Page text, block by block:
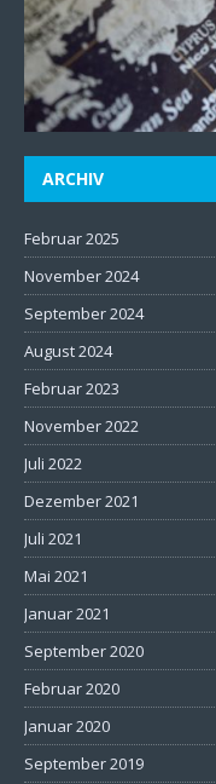
ARCHIV
Februar 2025
November 2024
September 2024
August 2024
Februar 2023
November 2022
Juli 2022
Dezember 2021
Juli 2021
Mai 2021
Januar 2021
September 2020
Februar 2020
Januar 2020
September 2019